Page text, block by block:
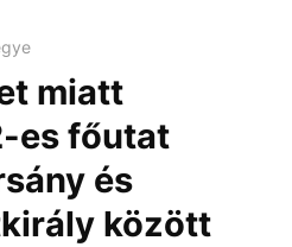
miatt
es főutat
és
között